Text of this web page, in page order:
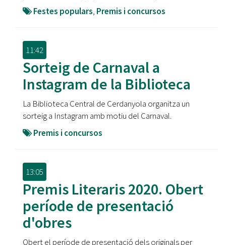
Festes populars, Premis i concursos
11:42
Sorteig de Carnaval a
Instagram de la Biblioteca
La Biblioteca Central de Cerdanyola organitza un
sorteig a Instagram amb motiu del Carnaval.
Premis i concursos
13:05
Premis Literaris 2020. Obert
període de presentació
d'obres
Obert el període de presentació dels originals per